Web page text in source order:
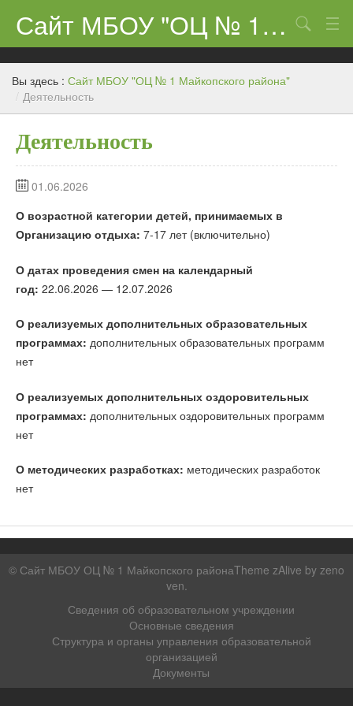
Сайт МБОУ "ОЦ № 1 Майкопского района"
Сведения об образовательном учреждении
ЕГЭ-11 и ГИА
Ученикам
Центр «Точка роста»
Поиск
Вы здесь : Сайт МБОУ "ОЦ № 1 Майкопского района"
/ Деятельность
Деятельность
01.06.2026
О возрастной категории детей, принимаемых в
Организацию отдыха: 7-17 лет (включительно)
О датах проведения смен на календарный
год: 22.06.2026 — 12.07.2026
О реализуемых дополнительных образовательных
программах: дополнительных образовательных программ
нет
О реализуемых дополнительных оздоровительных
программах: дополнительных оздоровительных программ
нет
О методических разработках: методических разработок
нет
© Сайт МБОУ ОЦ № 1 Майкопского районаTheme zAlive by zeno
ven
Сведения об образовательном учреждении
Основные сведения
Структура и органы управления образовательной
организацией
Документы